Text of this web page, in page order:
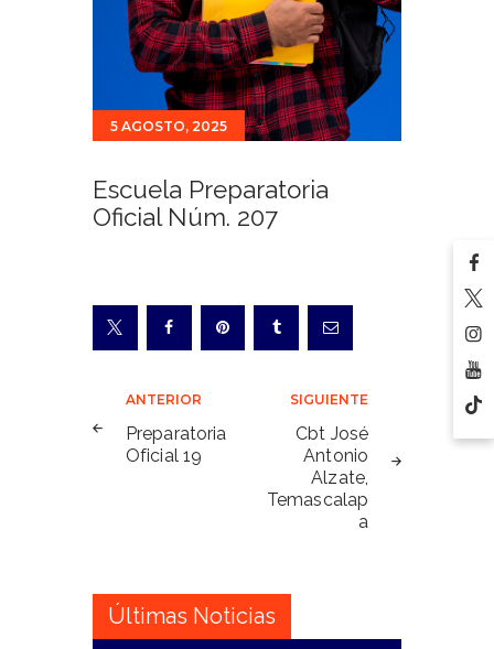
5 AGOSTO, 2025
Escuela Preparatoria
Oficial Núm. 207
Navegación
de
entradas
ANTERIOR
Preparatoria
Oficial 19
SIGUIENTE
Cbt José
Antonio
Alzate,
Temascalap
a
Últimas Noticias